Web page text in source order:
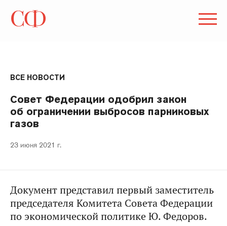
ВСЕ НОВОСТИ
Совет Федерации одобрил закон
об ограничении выбросов парниковых
газов
23 июня 2021 г.
Документ представил первый заместитель
председателя Комитета Совета Федерации
по экономической политике Ю. Федоров.